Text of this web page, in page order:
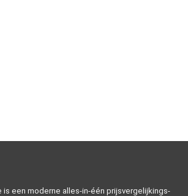
is een moderne alles-in-één prijsvergelijkings-